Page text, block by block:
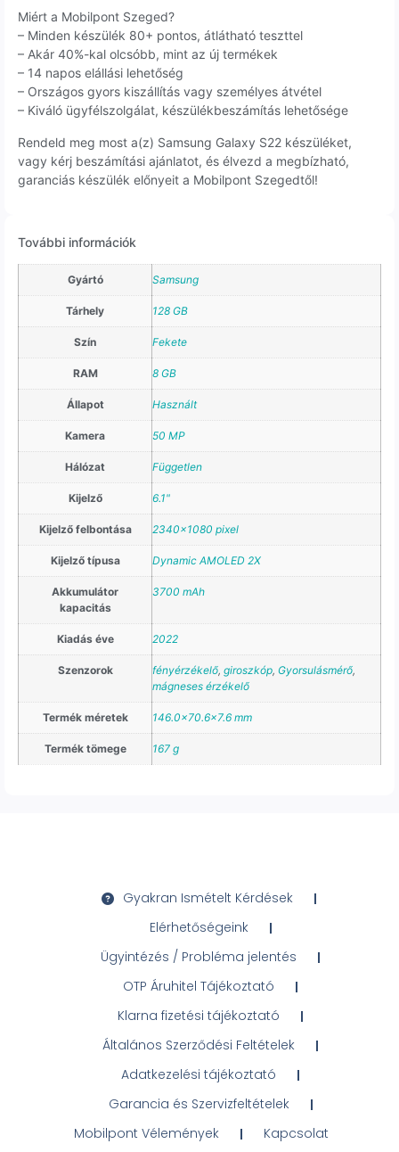
Miért a Mobilpont Szeged?
– Minden készülék 80+ pontos, átlátható teszttel
– Akár 40%-kal olcsóbb, mint az új termékek
– 14 napos elállási lehetőség
– Országos gyors kiszállítás vagy személyes átvétel
– Kiváló ügyfélszolgálat, készülékbeszámítás lehetősége
Rendeld meg most a(z) Samsung Galaxy S22 készüléket,
vagy kérj beszámítási ajánlatot, és élvezd a megbízható,
garanciás készülék előnyeit a Mobilpont Szegedtől!
További információk
Gyártó Samsung
Tárhely 128 GB
Szín Fekete
RAM 8 GB
Állapot Használt
Kamera 50 MP
Hálózat Független
Kijelző 6.1"
Kijelző felbontása 2340×1080 pixel
Kijelző típusa Dynamic AMOLED 2X
Akkumulátor
kapacitás
3700 mAh
Kiadás éve 2022
Szenzorok fényérzékelő, giroszkóp, Gyorsulásmérő,
mágneses érzékelő
Termék méretek 146.0×70.6×7.6 mm
Termék tömege 167 g
Gyakran Ismételt Kérdések
Elérhetőségeink
Ügyintézés / Probléma jelentés
OTP Áruhitel Tájékoztató
Klarna fizetési tájékoztató
Általános Szerződési Feltételek
Adatkezelési tájékoztató
Garancia és Szervizfeltételek
Mobilpont Vélemények
Kapcsolat